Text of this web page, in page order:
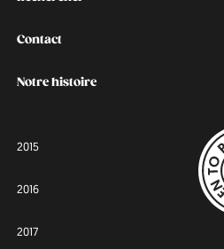
Contact
Notre histoire
2015
2016
2017